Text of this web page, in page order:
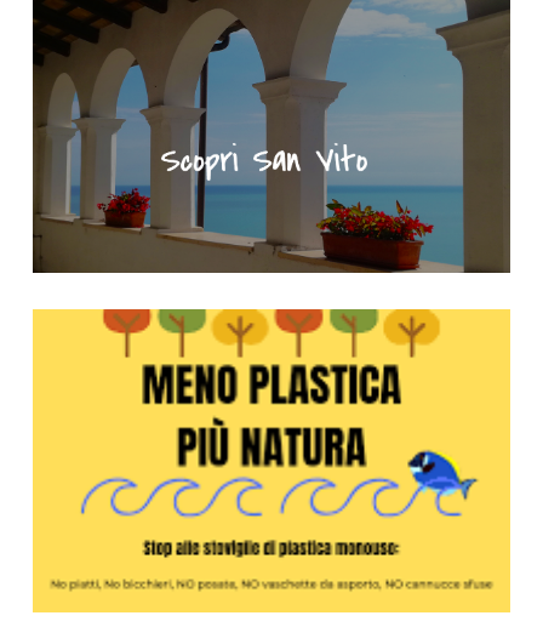
Meno plastica più natura - Clicca per saperne di più